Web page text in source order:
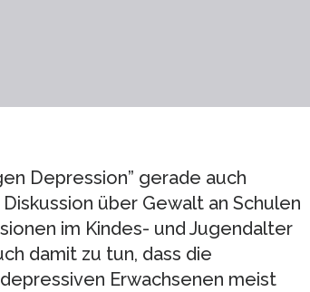
Depression” gerade auch
über Gewalt an Schulen
im Kindes- und Jugendalter
damit zu tun, dass die
Erwachsenen meist